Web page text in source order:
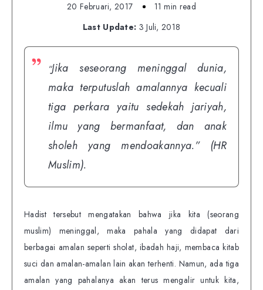
20 Februari, 2017
11 min read
Last Update: 3 Juli, 2018
“Jika seseorang meninggal dunia,
maka terputuslah amalannya kecuali
tiga perkara yaitu sedekah jariyah,
ilmu yang bermanfaat, dan anak
sholeh yang mendoakannya.”(HR
Muslim).
Hadist tersebut mengatakan bahwa jika kita (seorang
muslim) meninggal, maka pahala yang didapat dari
berbagai amalan seperti sholat, ibadah haji, membaca kitab
suci dan amalan-amalan lain akan terhenti. Namun, ada tiga
amalan yang pahalanya akan terus mengalir untuk kita,